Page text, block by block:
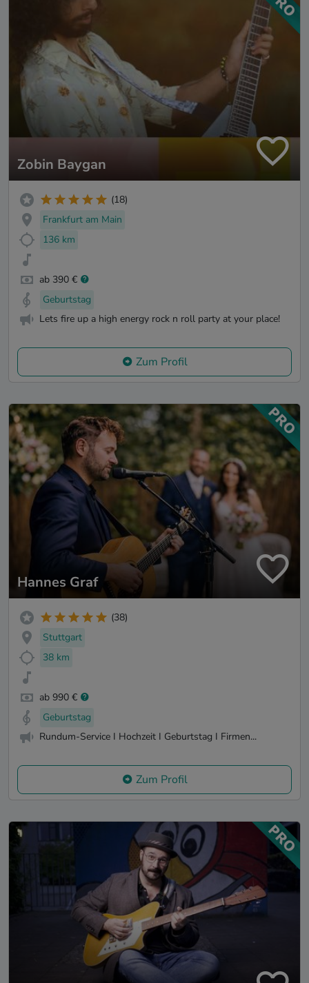
Zobin Baygan
(18)
Frankfurt am Main
136 km
ab 390 €
Geburtstag
Lets fire up a high energy rock n roll party at your place!
Zum Profil
Hannes Graf
(38)
Stuttgart
38 km
ab 990 €
Geburtstag
Rundum-Service I Hochzeit I Geburtstag I Firmen...
Zum Profil